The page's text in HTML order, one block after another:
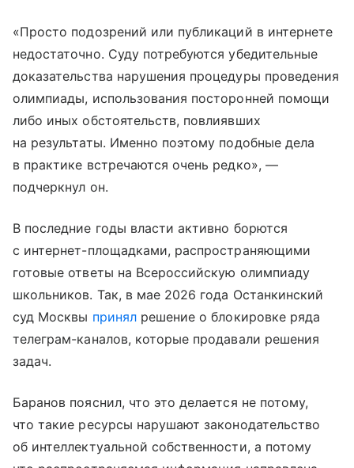
«Просто подозрений или публикаций в интернете
недостаточно. Суду потребуются убедительные
доказательства нарушения процедуры проведения
олимпиады, использования посторонней помощи
либо иных обстоятельств, повлиявших
на результаты. Именно поэтому подобные дела
в практике встречаются очень редко», —
подчеркнул он.
В последние годы власти активно борются
с интернет-площадками, распространяющими
готовые ответы на Всероссийскую олимпиаду
школьников. Так, в мае 2026 года Останкинский
суд Москвы принялрешение о блокировке ряда
телеграм-каналов, которые продавали решения
задач.
Баранов пояснил, что это делается не потому,
что такие ресурсы нарушают законодательство
об интеллектуальной собственности, а потому